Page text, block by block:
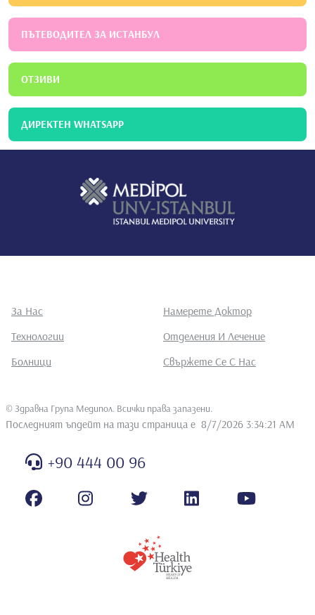
ПЪТЕВОДИТЕЛ ЗА ИСТАНБУЛ
ОТЗИВИ
ДИРЕКТЕН WHATSAPP
За Нас
Намерете Доктор
Технологии
Отделения И Лечение
Болници
Свържете Се С Нас
© Здравна Група Медипол. Всички права запазени
Последният ъпдейт на тази страница е 8/7/2026 3:34:21 AM
+90 444 00 96